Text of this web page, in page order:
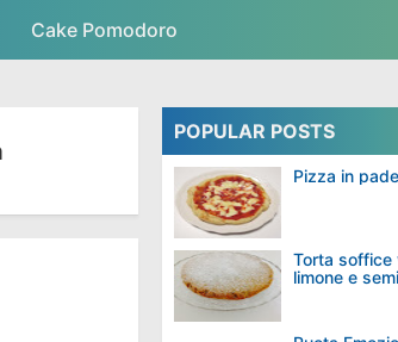
Cake Pomodoro
POPULAR POSTS
Pizza in
Torta soffice
limone e